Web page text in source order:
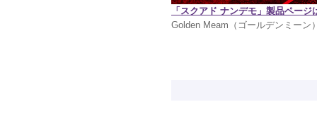
「スクアド ナンデモ」製品ペー
Golden Meam（ゴールデンミーン